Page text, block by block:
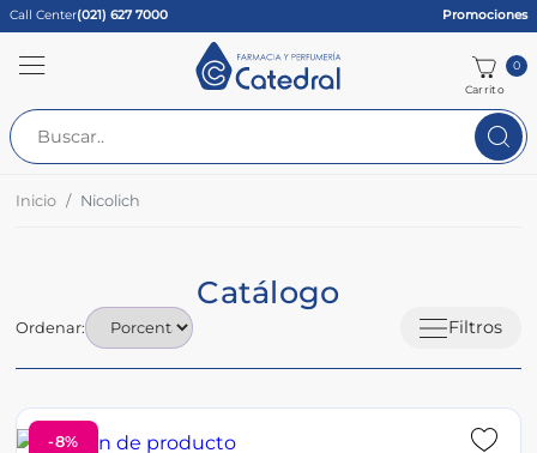
Call Center(021) 627 7000 Promociones
Carrito
0
Inicio Nicolich
Catálogo
Filtros
Ordenar:
-8%